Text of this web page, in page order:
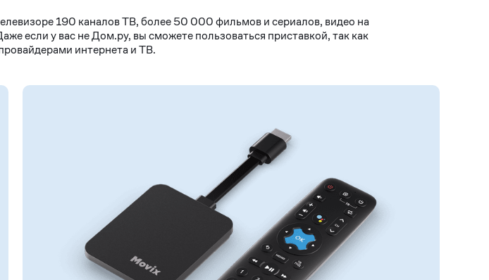
190 каналов ТВ, более 50 000 фильмов и сериалов, видео на
если у вас не Дом.ру, вы сможете пользоваться приставкой, так как
интернета и ТВ.